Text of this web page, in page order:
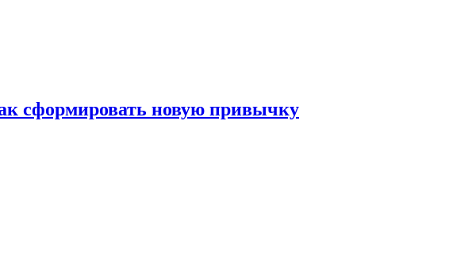
сформировать новую привычку